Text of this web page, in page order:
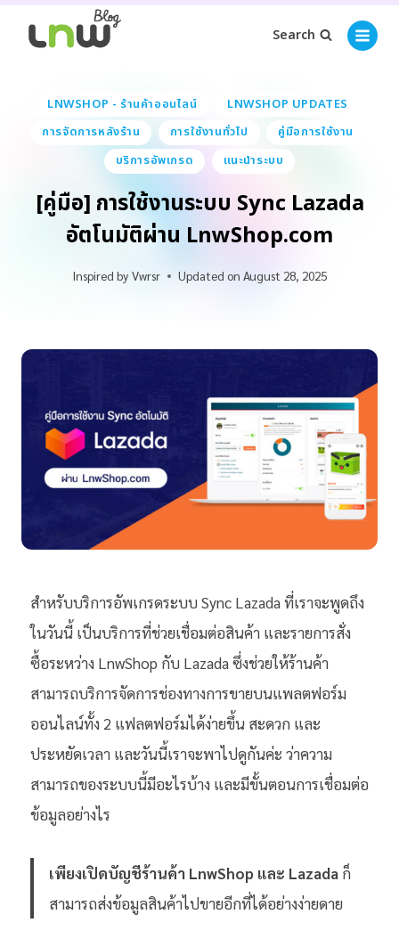
Search
LNWSHOP - ร้านค้าออนไลน์
LNWSHOP UPDATES
การจัดการหลังร้าน
การใช้งานทั่วไป
คู่มือการใช้งาน
บริการอัพเกรด
แนะนำระบบ
[คู่มือ] การใช้งานระบบ Sync Lazada
อัตโนมัติผ่าน LnwShop.com
Inspired by Vwrsr Updated on August 28, 2025
สำหรับบริการอัพเกรดระบบ Sync Lazada ที่เราจะพูดถึง
ในวันนี้ เป็นบริการที่ช่วยเชื่อมต่อสินค้า และรายการสั่ง
ซื้อระหว่าง LnwShop กับ Lazada ซึ่งช่วยให้ร้านค้า
สามารถบริการจัดการช่องทางการขายบนแพลตฟอร์ม
ออนไลน์ทั้ง 2 แฟลตฟอร์มได้ง่ายขึ้น สะดวก และ
ประหยัดเวลา และวันนี้เราจะพาไปดูกันค่ะ ว่าความ
สามารถของระบบนี้มีอะไรบ้าง และมีขั้นตอนการเชื่อมต่อ
ข้อมูลอย่างไร
เพียงเปิดบัญชีร้านค้า LnwShop และ Lazada ก็
สามารถส่งข้อมูลสินค้าไปขายอีกที่ได้อย่างง่ายดาย